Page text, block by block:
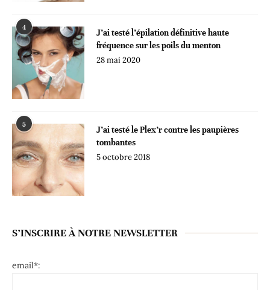
4
J’ai testé l’épilation définitive haute
fréquence sur les poils du menton
28 mai 2020
5
J’ai testé le Plex’r contre les paupières
tombantes
5 octobre 2018
S’INSCRIRE À NOTRE NEWSLETTER
email*: